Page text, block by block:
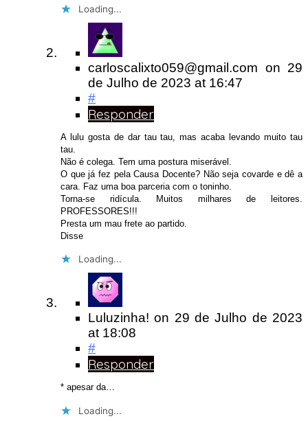
Loading...
carloscalixto059@gmail.com on 29
de Julho de 2023 at 16:47
#
Responder
A lulu gosta de dar tau tau, mas acaba levando muito tau
tau.
Não é colega. Tem uma postura miserável.
O que já fez pela Causa Docente? Não seja covarde e dê a
cara. Faz uma boa parceria com o toninho.
Torna-se ridícula. Muitos milhares de leitores.
PROFESSORES!!!
Presta um mau frete ao partido.
Disse
Loading...
Luluzinha! on 29 de Julho de 2023
at 18:08
#
Responder
* apesar da…
Loading...